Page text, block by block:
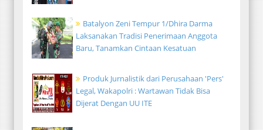
Batalyon Zeni Tempur 1/Dhira Darma
Laksanakan Tradisi Penerimaan Anggota
Baru, Tanamkan Cintaan Kesatuan
Produk Jurnalistik dari Perusahaan 'Pers'
Legal, Wakapolri : Wartawan Tidak Bisa
Dijerat Dengan UU ITE